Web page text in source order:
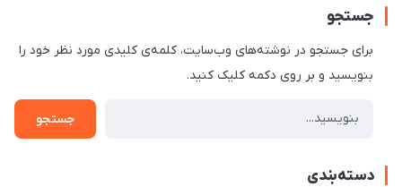
جستجو
برای جستجو در نوشته‌های وب‌سایت، کلمه‌ی کلیدی مورد نظر خود را
بنویسید و بر روی دکمه کلیک کنید.
جستجو
دسته‌بندی